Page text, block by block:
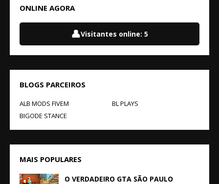
ONLINE AGORA
👤Visitantes online: 5
BLOGS PARCEIROS
ALB MODS FIVEM
BL PLAYS
BIGODE STANCE
MAIS POPULARES
O VERDADEIRO GTA SÃO PAULO